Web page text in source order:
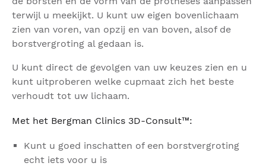
terwijl u meekijkt. U kunt uw eigen bovenlichaam
zien van voren, van opzij en van boven, alsof de
borstvergroting al gedaan is.
U kunt direct de gevolgen van uw keuzes zien en u
kunt uitproberen welke cupmaat zich het beste
verhoudt tot uw lichaam.
Met het Bergman Clinics 3D-Consult™:
Kunt u goed inschatten of een borstvergroting
echt iets voor u is